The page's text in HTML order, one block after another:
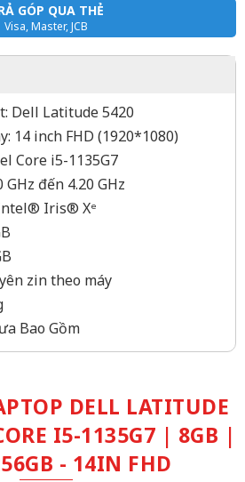
GÓP QUA THẺ
Visa, Master, JCB
Dell Latitude 5420
14 inch FHD (1920*1080)
Core i5-1135G7
đến 4.20 GHz
Intel® Iris® Xᵉ
zin theo máy
Bao Gồm
DELL LATITUDE
I5-1135G7 | 8GB |
- 14IN FHD